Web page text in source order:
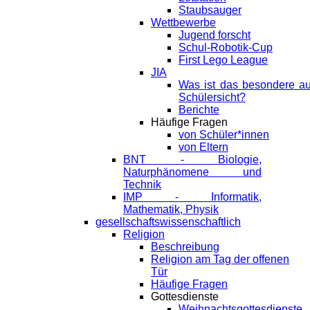
Staubsauger
Wettbewerbe
Jugend forscht
Schul-Robotik-Cup
First Lego League
JIA
Was ist das besondere
Schülersicht?
Berichte
Häufige Fragen
von Schüler*innen
von Eltern
BNT - Biologie,
Naturphänomene und
Technik
IMP - Informatik,
Mathematik, Physik
gesellschaftswissenschaftlich
Religion
Beschreibung
Religion am Tag der offenen
Tür
Häufige Fragen
Gottesdienste